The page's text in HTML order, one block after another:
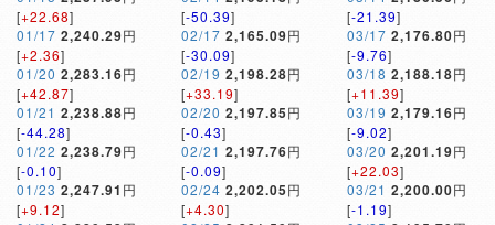
[+22.68]
01/17 2,240.29円
[+2.36]
01/20 2,283.16円
[+42.87]
01/21 2,238.88円
[-44.28]
01/22 2,238.79円
[-0.10]
01/23 2,247.91 円
[+9.12]
[-50.39]
02/17 2,165.09円
[-30.09]
02/19 2,198.28円
[+33.19]
02/20 2,197.85円
[-0.43]
02/21 2,197.76円
[-0.09]
02/24 2,202.05円
[+4.30]
[-21.39]
03/17 2,176.80円
[-9.76]
03/18 2,188.18円
[+11.39]
03/19 2,179.16円
[-9.02]
03/20 2,201.19円
[+22.03]
03/21 2,200.00円
[-1.19]